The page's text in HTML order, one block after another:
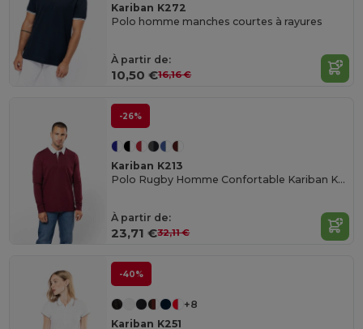
Kariban K272
Polo homme manches courtes à rayures
À partir de:
10,50 €16,16 €
-26%
Kariban K213
Polo Rugby Homme Confortable Kariban K213
À partir de:
23,71 €32,11 €
-40%
+8
Kariban K251